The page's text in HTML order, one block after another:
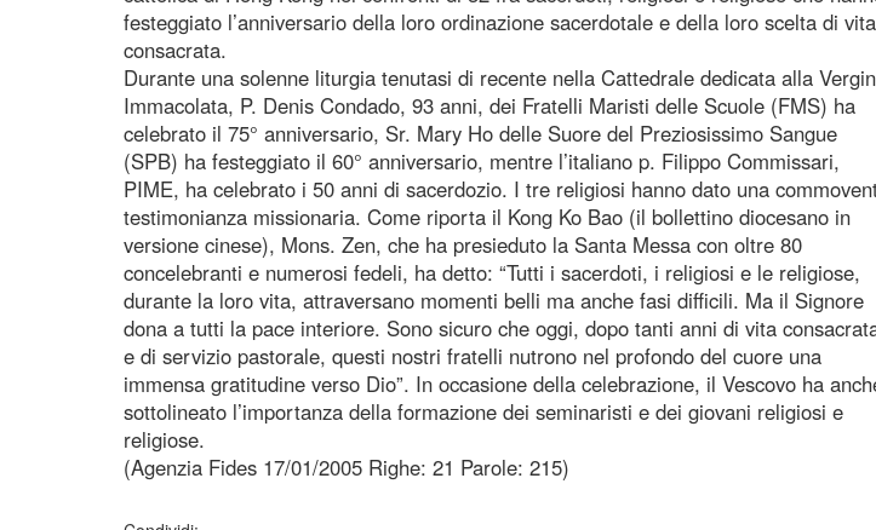
festeggiato l’anniversario della loro ordinazione sacerdotale e della loro scelta di vita
consacrata.
Durante una solenne liturgia tenutasi di recente nella Cattedrale dedicata alla
Immacolata, P. Denis Condado, 93 anni, dei Fratelli Maristi delle Scuole (FMS) ha
celebrato il 75° anniversario, Sr. Mary Ho delle Suore del Preziosissimo Sangue
(SPB) ha festeggiato il 60° anniversario, mentre l’italiano p. Filippo Commissari,
PIME, ha celebrato i 50 anni di sacerdozio. I tre religiosi hanno dato una
testimonianza missionaria. Come riporta il Kong Ko Bao (il bollettino diocesano in
versione cinese), Mons. Zen, che ha presieduto la Santa Messa con oltre 80
concelebranti e numerosi fedeli, ha detto: “Tutti i sacerdoti, i religiosi e le religiose,
durante la loro vita, attraversano momenti belli ma anche fasi difficili. Ma il Signore
dona a tutti la pace interiore. Sono sicuro che oggi, dopo tanti anni di vita
e di servizio pastorale, questi nostri fratelli nutrono nel profondo del cuore una
immensa gratitudine verso Dio”. In occasione della celebrazione, il Vescovo ha
sottolineato l’importanza della formazione dei seminaristi e dei giovani religiosi e
religiose.
(Agenzia Fides 17/01/2005 Righe: 21 Parole: 215)